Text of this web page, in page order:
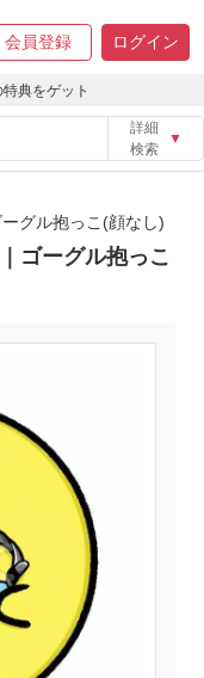
会員登録 ログイン
典をゲット
詳細
検索
▼
グル抱っこ(顔なし)
ゴーグル抱っこ